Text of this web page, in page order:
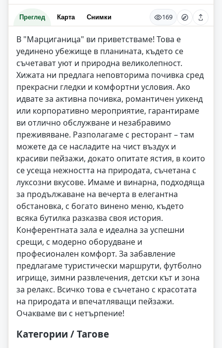
Преглед Карта Снимки 169
В "Марциганица" ви приветстваме! Това е
уединено убежище в планината, където се
съчетават уют и природна великолепност.
Хижата ни предлага неповторима почивка сред
прекрасни гледки и комфортни условия. Ако
идвате за активна почивка, романтичен уикенд
или корпоративно мероприятие, гарантираме
ви отлично обслужване и незабравимо
преживяване. Разполагаме с ресторант – там
можете да се насладите на чист въздух и
красиви пейзажи, докато опитате ястия, в които
се усеща нежността на природата, съчетана с
луксозни вкусове. Имаме и винарна, подходяща
за продължаване на вечерта в елегантна
обстановка, с богато винено меню, където
всяка бутилка разказва своя история.
Конферентната зала е идеална за успешни
срещи, с модерно оборудване и
професионален комфорт. За забавление
предлагаме туристически маршрути, футболно
игрище, зимни развлечения, детски кът и зона
за релакс. Всичко това е съчетано с красотата
на природата и впечатляващи пейзажи.
Очакваме ви с нетърпение!
Категории / Тагове